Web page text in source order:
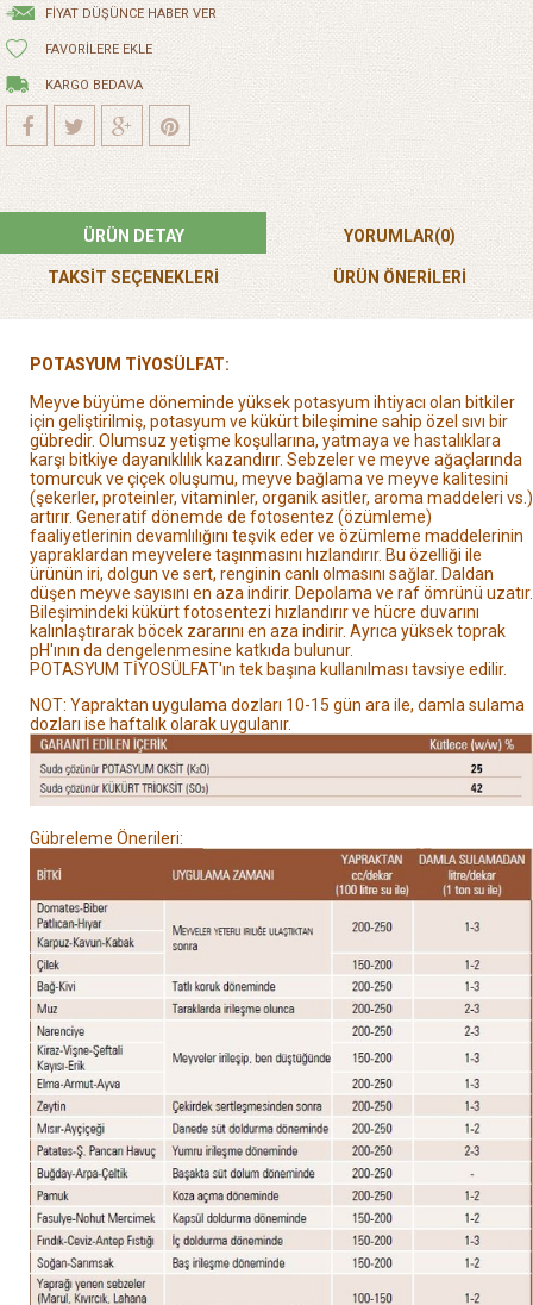
FIYAT DÜŞÜNCE HABER VER
FAVORILERE EKLE
KARGO BEDAVA
ÜRÜN DETAY YORUMLAR(0)
TAKSİT SEÇENEKLERİ ÜRÜN ÖNERILERI
POTASYUM TİYOSÜLFAT:
Meyve büyüme döneminde yüksek potasyum ihtiyacı olan bitkiler
için geliştirilmiş, potasyum ve kükürt bileşimine sahip özel sıvı bir
gübredir. Olumsuz yetişme koşullarına, yatmaya ve hastalıklara
karşı bitkiye dayanıklılık kazandırır. Sebzeler ve meyve ağaçlarında
tomurcuk ve çiçek oluşumu, meyve bağlama ve meyve kalitesini
(şekerler, proteinler, vitaminler, organik asitler, aromamaddeleri vs.)
artırır. Generatif dönemde de fotosentez (özümleme)
faaliyetlerinin devamlılığını teşvikeder ve özümleme maddelerinin
yapraklardan meyvelere taşınmasını hızlandırır. Bu özelliği ile
ürünün iri, dolgun ve sert, renginin canlı olmasını sağlar. Daldan
düşen meyve sayısını en aza indirir. Depolamave raf ömrünü uzatır.
Bileşimindeki kükürt fotosentezi hızlandırır ve hücre duvarını
kalınlaştırarak böcek zararını en aza indirir. Ayrıca yüksek toprak
pH'ının da dengelenmesine katkıda bulunur.
POTASYUM TİYOSÜLFAT'ın tek başına kullanılması tavsiye edilir.
NOT: Yapraktan uygulama dozları 10-15 gün ara ile, damla sulama
dozları ise haftalık olarak uygulanır.
Gübreleme Önerileri: